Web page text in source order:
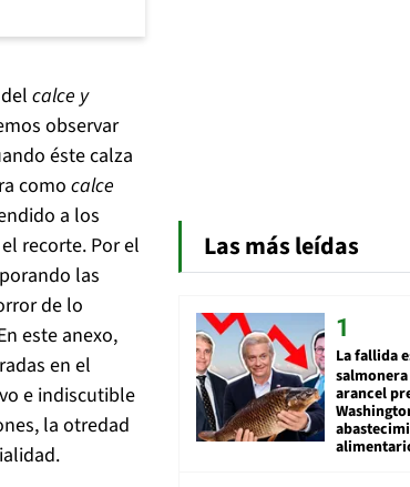
calce y
observar
éste calza
como calce
a los
recorte. Por el
las
de lo
este anexo,
en el
e indiscutible
la otredad
Las más leídas
La fallida
arancel